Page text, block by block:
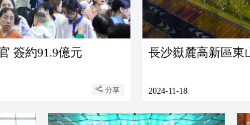
簽約91.9億元
分享
長沙嶽麓高新區東
2024-11-18